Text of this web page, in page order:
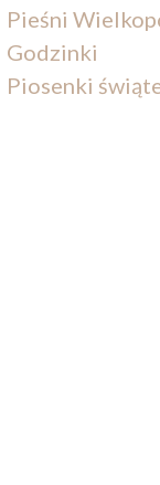
Pieśni
Godzinki
Piosenki